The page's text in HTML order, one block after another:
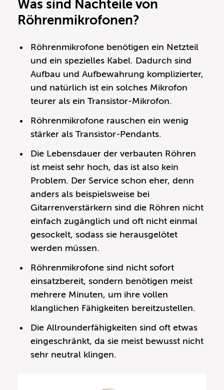
Was sind Nachteile von
Röhrenmikrofonen?
Röhrenmikrofone benötigen ein Netzteil
und ein spezielles Kabel. Dadurch sind
Aufbau und Aufbewahrung komplizierter,
und natürlich ist ein solches Mikrofon
teurer als ein Transistor-Mikrofon.
Röhrenmikrofone rauschen ein wenig
stärker als Transistor-Pendants.
Die Lebensdauer der verbauten Röhren
ist meist sehr hoch, das ist also kein
Problem. Der Service schon eher, denn
anders als beispielsweise bei
Gitarrenverstärkern sind die Röhren nicht
einfach zugänglich und oft nicht einmal
gesockelt, sodass sie herausgelötet
werden müssen.
Röhrenmikrofone sind nicht sofort
einsatzbereit, sondern benötigen meist
mehrere Minuten, um ihre vollen
klanglichen Fähigkeiten bereitzustellen.
Die Allrounderfähigkeiten sind oft etwas
eingeschränkt, da sie meist bewusst nicht
sehr neutral klingen.